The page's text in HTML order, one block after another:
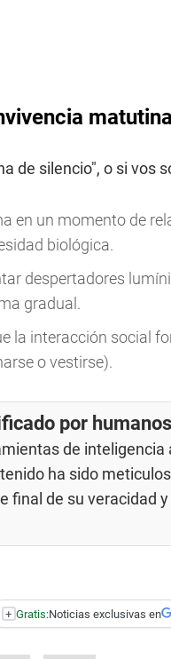
matutina
de silencio", o si vos
en un momento de
biológica.
despertadores
gradual.
la interacción social
o vestirse).
por humanos
de
ha sido
final de su veracidad
+ Gratis:Noticias exclusivas en